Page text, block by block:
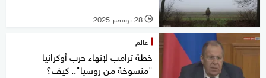
l 28 نوفمبر 2025
عالم
خطة ترامب لإنهاء حرب أوكرانيا
"منسوخة من روسيا".. كيف؟